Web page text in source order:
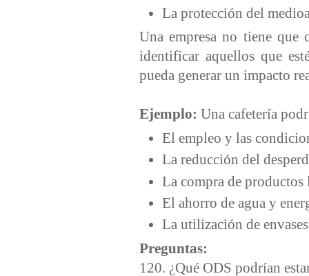
La protección del
Una empresa no tiene que
identificar aquellos que
pueda generar un impacto
Ejemplo: Una cafetería
El empleo y las
La reducción del
La compra de productos
El ahorro de agua y
La utilización de
Preguntas:
120. ¿Qué ODS podrían